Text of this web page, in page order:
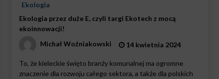
Ekologia
Ekologia przez duże E, czyli targi Ekotech z mocą
ekoinnowacji!
Michał Woźniakowski
14 kwietnia 2024
To, że kieleckie święto branży komunalnej ma ogromne
znaczenie dla rozwoju całego sektora, a także dla polskich